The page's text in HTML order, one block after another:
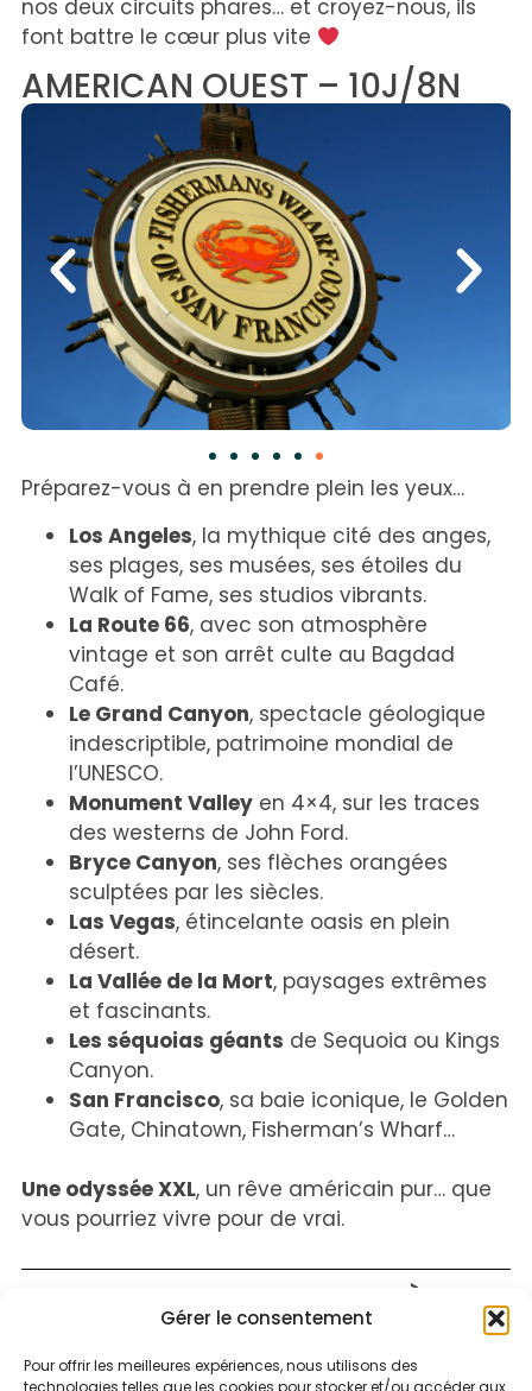
Gérer le consentement
Pour offrir les meilleures expériences, nous utilisons des
technologies telles que les cookies pour stocker et/ou accéder aux
nos deux circuits phares… et croyez-nous, ils
font battre le cœur plus vite
AMERICAN OUEST – 10J/8N
Préparez-vous à en prendre plein les yeux…
Los Angeles, la mythique cité des anges,
ses plages, ses musées, ses étoiles du
Walk of Fame, ses studios vibrants.
La Route 66, avec son atmosphère
vintage et son arrêt culte au Bagdad
Café.
Le Grand Canyon, spectacle géologique
indescriptible, patrimoine mondial de
l’UNESCO.
Monument Valleyen 4×4, sur les traces
des westerns de John Ford.
Bryce Canyon, ses flèches orangées
sculptées par les siècles.
Las Vegas, étincelante oasis en plein
désert.
La Vallée de la Mort, paysages extrêmes
et fascinants.
Les séquoias géants de Sequoia ou Kings
Canyon.
San Francisco, sa baie iconique, le Golden
Gate, Chinatown, Fisherman’s Wharf…
Une odyssée XXL, un rêve américain pur… que
vous pourriez vivre pour de vrai.
CIRCUIT BALADE YUCATÈQUE
– 8J/7N - Un condensé
magique du Yucatán et du